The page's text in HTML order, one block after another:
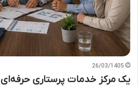
26/03/1405
یک مرکز خدمات پرستاری